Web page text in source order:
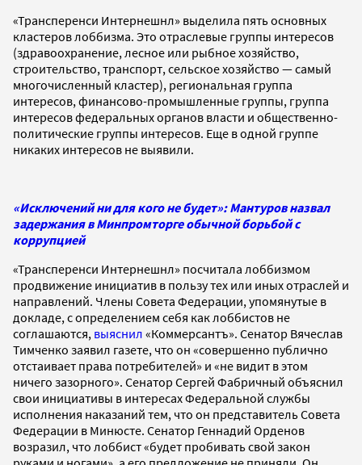
«Трансперенси Интернешнл» выделила пять основных
кластеров лоббизма. Это отраслевые группы интересов
(здравоохранение, лесное или рыбное хозяйство,
строительство, транспорт, сельское хозяйство — самый
многочисленный кластер), региональная группа
интересов, финансово-промышленные группы, группа
интересов федеральных органов власти и общественно-
политические группы интересов. Еще в одной группе
никаких интересов не выявили.
«Исключений ни для кого не будет»: Мантуров назвал
задержания в Минпромторге обычной борьбой с
коррупцией
«Трансперенси Интернешнл» посчитала лоббизмом
продвижение инициатив в пользу тех или иных отраслей и
направлений. Члены Совета Федерации, упомянутые в
докладе, с определением себя как лоббистов не
соглашаются, выяснил «Коммерсантъ». Сенатор Вячеслав
Тимченко заявил газете, что он «совершенно публично
отстаивает права потребителей» и «не видит в этом
ничего зазорного». Сенатор Сергей Фабричный объяснил
свои инициативы в интересах Федеральной службы
исполнения наказаний тем, что он представитель Совета
Федерации в Минюсте. Сенатор Геннадий Орденов
возразил, что лоббист «будет пробивать свой закон